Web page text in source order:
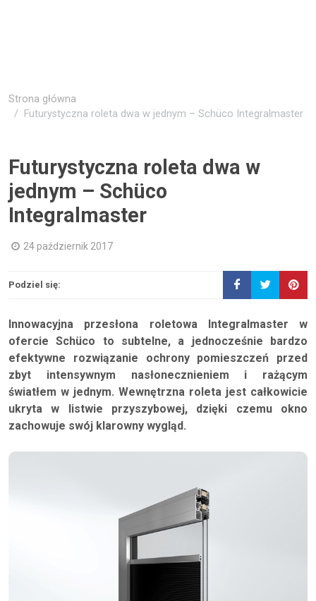
Strona główna
Futurystyczna roleta dwa w jednym – Schüco Integralmaster
Futurystyczna roleta dwa w
jednym – Schüco
Integralmaster
24 październik 2017
Podziel się:
Innowacyjna przesłona roletowa Integralmaster w
ofercie Schüco to subtelne, a jednocześnie bardzo
efektywne rozwiązanie ochrony pomieszczeń przed
zbyt intensywnym nasłonecznieniem i rażącym
światłem w jednym. Wewnętrzna roleta jest całkowicie
ukryta w listwie przyszybowej, dzięki czemu okno
zachowuje swój klarowny wygląd.